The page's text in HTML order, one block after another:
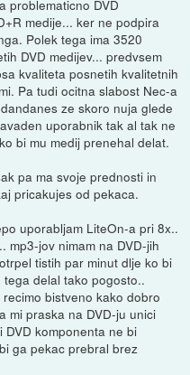
problematicno DVD
medije... ker ne podpira
Polek tega ima 3520
DVD medijev... predvsem
kvaliteta posnetih kvalitetnih
Pa tudi ocitna slabost Nec-a
ze skoro nuja glede
uporabnik tak al tak ne
bi mu medij prenehal delat.
pa ma svoje prednosti in
pricakujes od pekaca.
uporabljam LiteOn-a pri 8x..
mp3-jov nimam na DVD-jih
tistih par minut dlje ko bi
delal tako pogosto..
bistveno kako dobro
mi praska na DVD-ju unici
komponenta ne bi
ga pekac prebral brez